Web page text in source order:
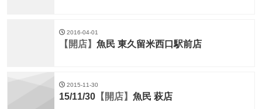
2016-04-01
【開店】 魚民 東久留米西口駅前店
2015-11-30
15/11/30 【開店】 魚民 萩店